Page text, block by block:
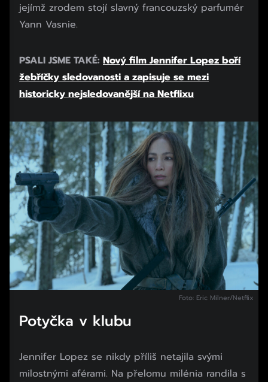
jejímž zrodem stojí slavný francouzský parfumér
Yann Vasnie.
PSALI JSME TAKÉ: Nový film Jennifer Lopez boří
žebříčky sledovanosti a zapisuje se mezi
historicky nejsledovanější na Netflixu
Foto: Eric Milner/Netflix
Potyčka v klubu
Jennifer Lopez se nikdy příliš netajila svými
milostnými aférami. Na přelomu milénia randila s